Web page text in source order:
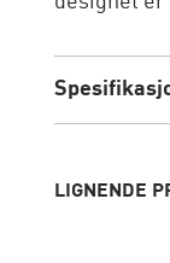
LIGNENDE